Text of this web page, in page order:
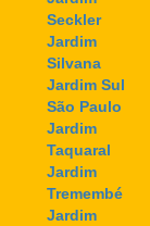
Seckler
Jardim
Silvana
Jardim Sul
São Paulo
Jardim
Taquaral
Jardim
Tremembé
Jardim